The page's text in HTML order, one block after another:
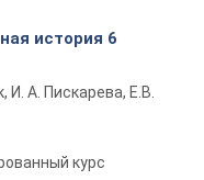
история 6
И. А. Пискарева, Е.В.
курс